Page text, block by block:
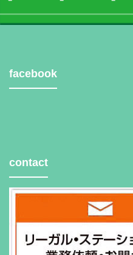
facebook
contact